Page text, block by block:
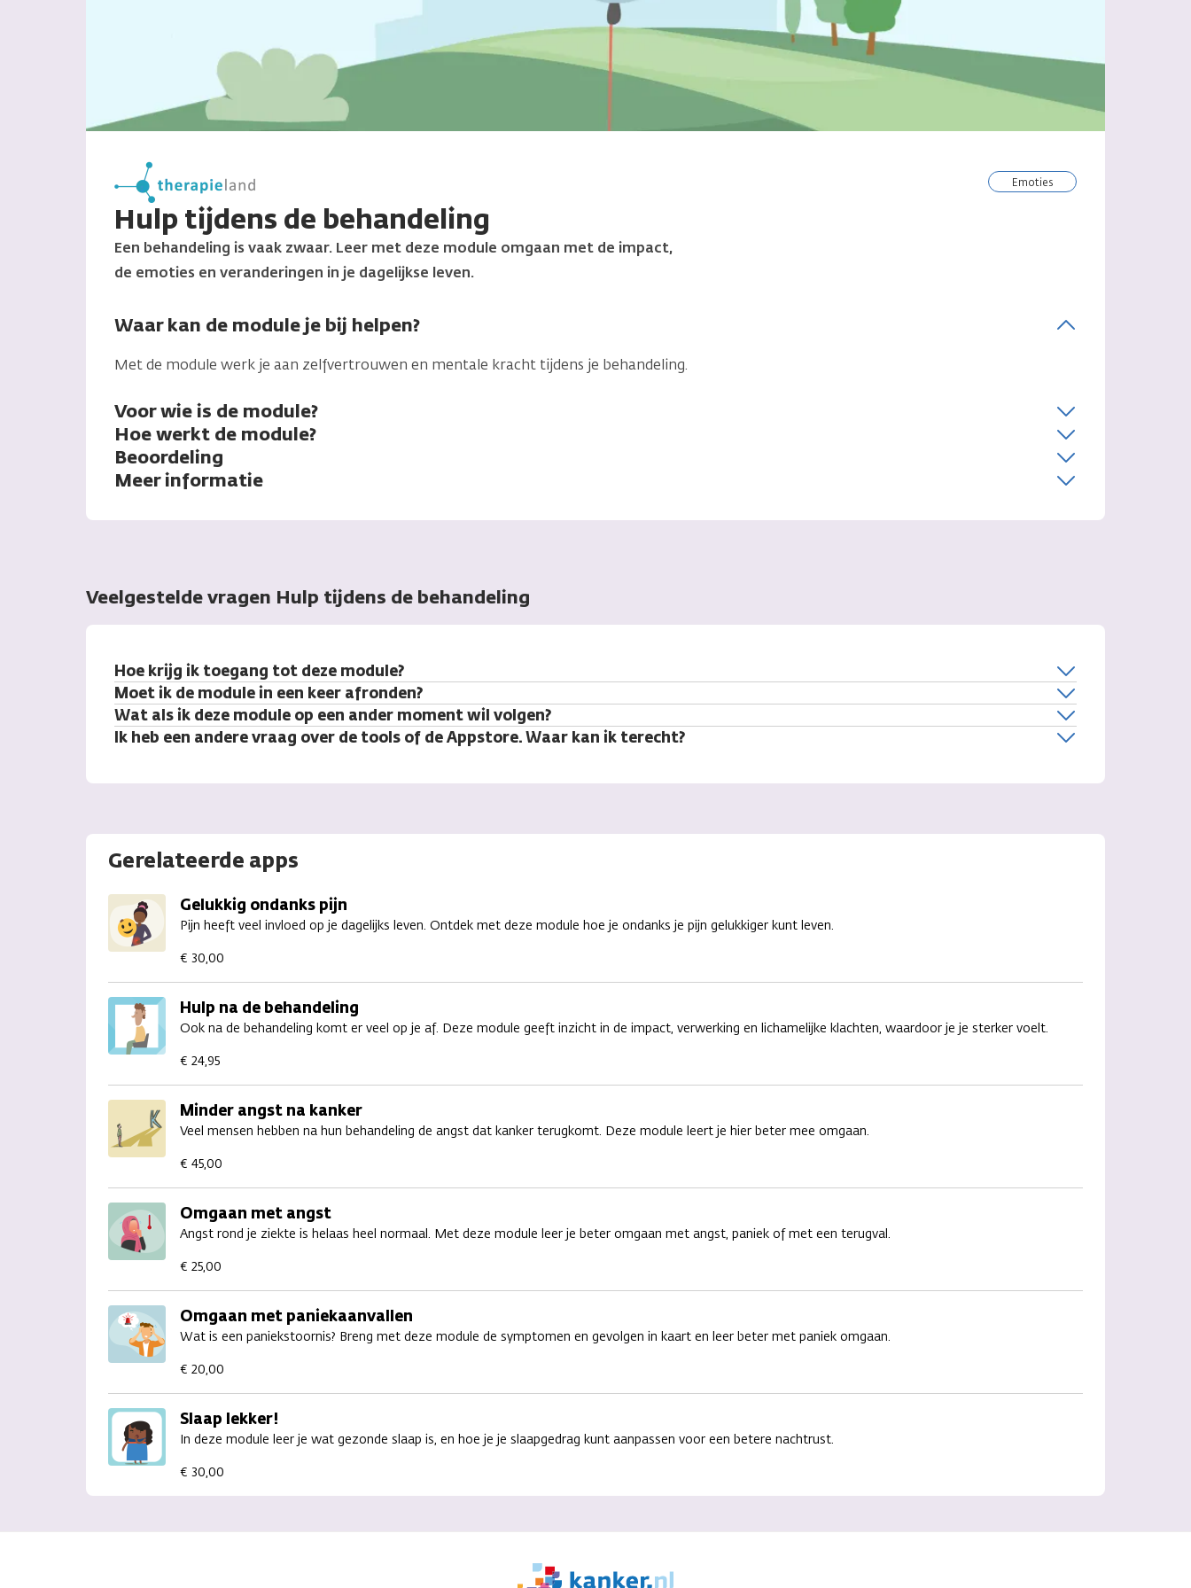
emoties
Hulp tijdens de behandeling
Een behandeling is vaak zwaar. Leer met deze module omgaan met de impact,
de emoties en veranderingen in je dagelijkse leven.
Waar kan de module je bij helpen?
Met de module werk je aan zelfvertrouwen en mentale kracht tijdens je behandeling.
Voor wie is de module?
Hoe werkt de module?
Beoordeling
Meer informatie
Veelgestelde vragen Hulp tijdens de behandeling
Hoe krijg ik toegang tot deze module?
Moet ik de module in een keer afronden?
Wat als ik deze module op een ander moment wil volgen?
Ik heb een andere vraag over de tools of de Appstore. Waar kan ik terecht?
Gerelateerde apps
Gelukkig ondanks pijn
Pijn heeft veel invloed op je dagelijks leven. Ontdek met deze module hoe je ondanks je pijn gelukkiger kunt leven.
€ 30,00
Hulp na de behandeling
Ook na de behandeling komt er veel op je af. Deze module geeft inzicht in de impact, verwerking en lichamelijke klachten, waardoor je je sterker voelt.
€ 24,95
Minder angst na kanker
Veel mensen hebben na hun behandeling de angst dat kanker terugkomt. Deze module leert je hier beter mee omgaan.
€ 45,00
Omgaan met angst
Angst rond je ziekte is helaas heel normaal. Met deze module leer je beter omgaan met angst, paniek of met een terugval.
€ 25,00
Omgaan met paniekaanvallen
Wat is een paniekstoornis? Breng met deze module de symptomen en gevolgen in kaart en leer beter met paniek omgaan.
€ 20,00
Slaap lekker!
In deze module leer je wat gezonde slaap is, en hoe je je slaapgedrag kunt aanpassen voor een betere nachtrust.
€ 30,00